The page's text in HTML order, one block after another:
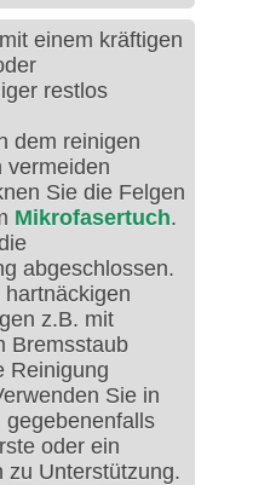
einem kräftigen
restlos
dem reinigen
vermeiden
Sie die Felgen
Mikrofasertuch.
abgeschlossen.
z.B. mit
Bremsstaub
Reinigung
Sie in
oder ein
zu Unterstützung.